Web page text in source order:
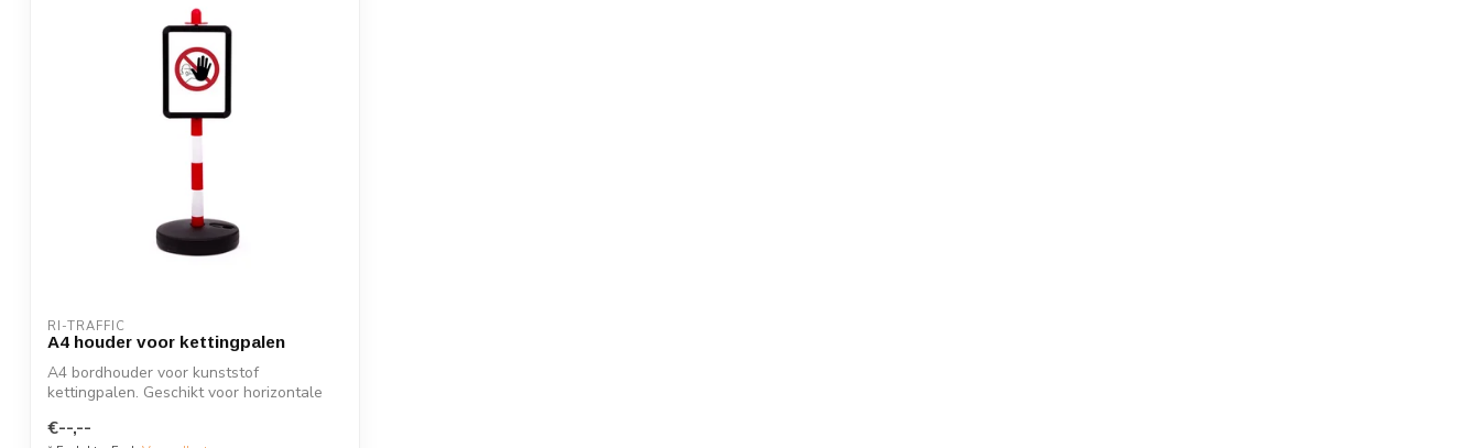
RI-TRAFFIC
A4 houder voor kettingpalen
A4 bordhouder voor kunststof
kettingpalen. Geschikt voor horizontale
€--,--